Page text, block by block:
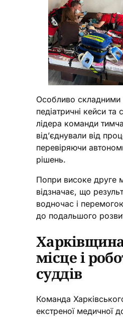
Особливо складними
педіатричні кейси та
лідера команди
від’єднували від
перевіряючи
рішень.
Попри високе друге
відзначає, що
водночас і
до подальшого
місце і
суддів
Команда
екстреної медичної